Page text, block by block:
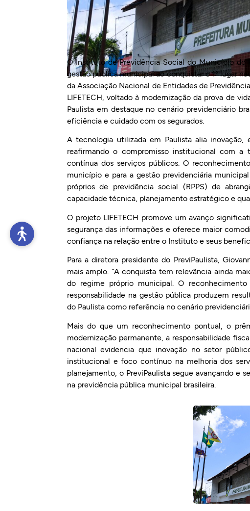
O Instituto de Previdência Social do Município do
gestão pública municipal ao conquistar o 1º lugar
da Associação Nacional de Entidades de
LIFETECH, voltado à modernização da prova de
Paulista em destaque no cenário previdenciário
eficiência e cuidado com os segurados.
A tecnologia utilizada em Paulista alia
reafirmando o compromisso institucional com a
contínua dos serviços públicos. O
município e para a gestão previdenciária
próprios de previdência social (RPPS) de
capacidade técnica, planejamento estratégico e
O projeto LIFETECH promove um avanço
segurança das informações e oferece maior
confiança na relação entre o Instituto e seus
Para a diretora presidente do PreviPaulista,
mais amplo. “A conquista tem relevância ainda
do regime próprio municipal. O
responsabilidade na gestão pública produzem
do Paulista como referência no cenário
Mais do que um reconhecimento pontual, o
modernização permanente, a responsabilidade
nacional evidencia que inovação no setor
institucional e foco contínuo na melhoria dos
planejamento, o PreviPaulista segue avançando e
na previdência pública municipal brasileira.